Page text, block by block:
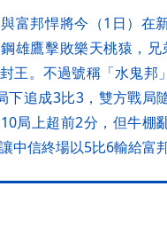
富邦悍將今（1日）在
雄鷹擊敗樂天桃猿，
王。不過號稱「水鬼邦
下追成3比3，雙方戰局
局上超前2分，但牛棚
中信終場以5比6輸給富邦